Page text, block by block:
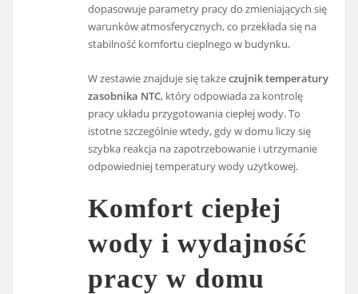
dopasowuje parametry pracy do zmieniających się
warunków atmosferycznych, co przekłada się na
stabilność komfortu cieplnego w budynku.
W zestawie znajduje się takżeczujnik temperatury
zasobnika NTC, który odpowiada za kontrolę
pracy układu przygotowania ciepłej wody. To
istotne szczególnie wtedy, gdy w domu liczy się
szybka reakcja na zapotrzebowanie i utrzymanie
odpowiedniej temperatury wody użytkowej.
Komfort ciepłej
wody i wydajność
pracy w domu